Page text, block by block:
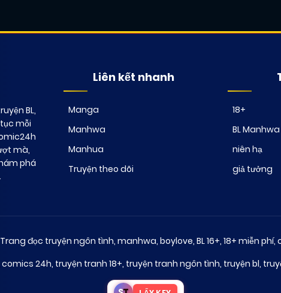
BL,
mỗi
mà,
phá
Liên kết nhanh
Manga
Manhwa
Manhua
Truyện theo dõi
18+
BL Manhwa
niên hạ
giả tưởng
đọc truyện ngôn tình, manhwa, boylove, BL 16+, 18+ miễn phí,
comics 24h, truyện tranh 18+, truyện tranh ngôn tình, truyện bl,